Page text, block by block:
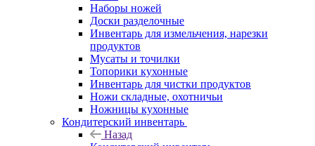
Наборы ножей
Доски разделочные
Инвентарь для измельчения, нарезки
продуктов
Мусаты и точилки
Топорики кухонные
Инвентарь для чистки продуктов
Ножи складные, охотничьи
Ножницы кухонные
Кондитерский инвентарь
Назад